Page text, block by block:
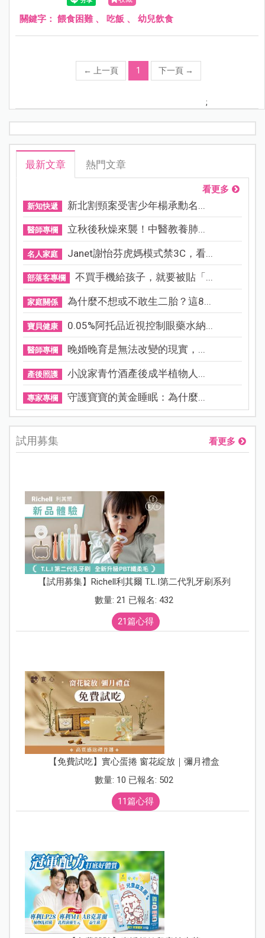
關鍵字： 餵食困難、 吃飯 、 幼兒飲食
← 上一頁 1 下一頁 →
;
最新文章 熱門文章
看更多
新知快遞 新北割頸案受害少年楊承勳名...
醫師專欄 立秋後秋燥來襲！中醫教養肺...
名人家庭 Janet謝怡芬虎媽模式禁3C，看...
部落客專欄 不買手機給孩子，就要被貼「...
家庭關係 為什麼不想或不敢生二胎？這8...
寶貝健康 0.05%阿托品近視控制眼藥水納...
醫師專欄 晚婚晚育是無法改變的現實，...
產後照護 小說家青竹酒產後成半植物人...
專家專欄 守護寶寶的黃金睡眠：為什麼...
試用募集 看更多
【試用募集】Richell利其爾 T.L.I第二代乳牙刷系列
數量: 21 已報名: 432
21篇心得
【免費試吃】實心蛋捲 窗花綻放｜彌月禮盒
數量: 10 已報名: 502
11篇心得